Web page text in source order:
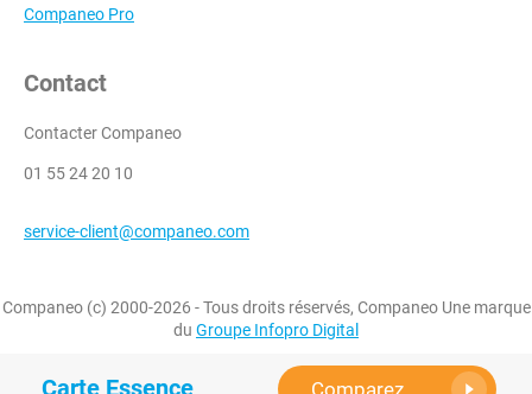
Carte Essence Comparez
Companeo Pro
Contact
Contacter Companeo
01 55 24 20 10
service-client@companeo.com
Companeo (c) 2000-2026 - Tous droits réservés, Companeo Une marque
du Groupe Infopro Digital